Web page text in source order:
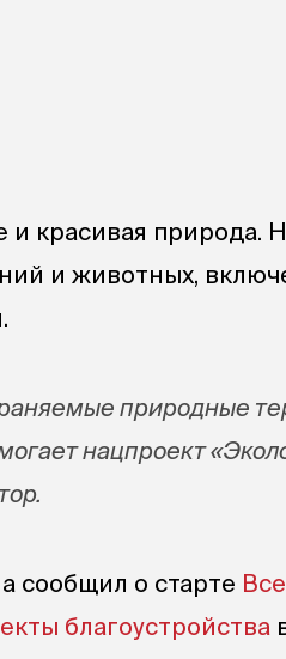
красивая природа.
и животных,
природные
нацпроект
сообщил о старте
благоустройства